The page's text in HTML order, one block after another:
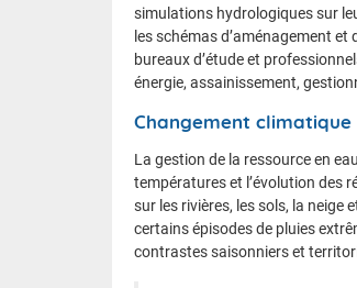
simulations hydrologiques sur
les schémas d’aménagement
bureaux d’étude et
énergie, assainissement,
Changement climatique
La gestion de la ressource en
températures et l’évolution des
sur les rivières, les sols, la neige
certains épisodes de pluies
contrastes saisonniers et